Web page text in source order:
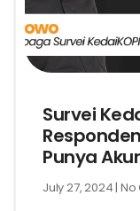
Survei
Punya
July 27, 2024 No